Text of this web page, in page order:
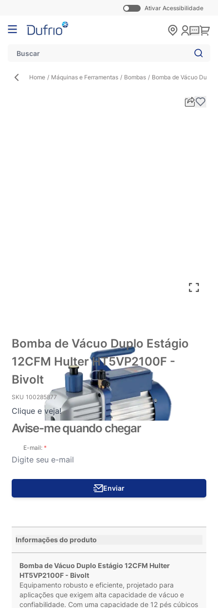
Ativar Acessibilidade
Pular para o conteúdo
Home / Máquinas e Ferramentas / Bombas / Bomba de Vácuo
Bomba de Vácuo Duplo Estágio
12CFM Hulter HT5VP2100F -
Bivolt
SKU 100285877
Clique e veja!
Avise-me quando chegar
E-mail:
Enviar
Informações do produto
Bomba de Vácuo Duplo Estágio 12CFM Hulter
HT5VP2100F - Bivolt
Equipamento robusto e eficiente, projetado para
aplicações que exigem alta capacidade de vácuo e
confiabilidade. Com uma capacidade de 12 pés cúbicos